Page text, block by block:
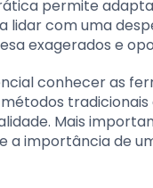
permite
com uma
exagerados e
conhecer as
Mais
a importância de